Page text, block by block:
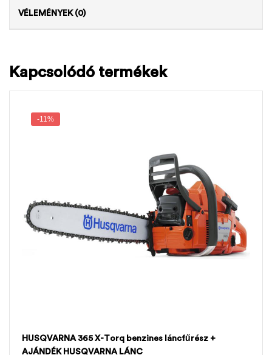
VÉLEMÉNYEK (0)
Kapcsolódó termékek
-11%
HUSQVARNA 365 X-Torq benzines láncfűrész +
AJÁNDÉK HUSQVARNA LÁNC